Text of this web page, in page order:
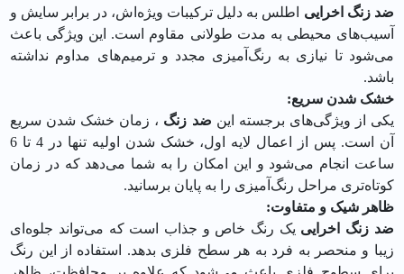
ضد زنگ اخرایی اطلس به دلیل ترکیبات ویژه‌اش، در برابر سایش و
آسیب‌های محیطی به مدت طولانی مقاوم است. این ویژگی باعث
می‌شود تا نیازی به رنگ‌آمیزی مجدد و ترمیم‌های مداوم نداشته
باشد.
خشک شدن سریع:
یکی از ویژگی‌های برجسته این ضد زنگ ، زمان خشک شدن سریع
آن است. پس از اعمال لایه اول، خشک شدن اولیه تنها در 4 تا 6
ساعت انجام می‌شود و این امکان را به شما می‌دهد که در زمان
کوتاه‌تری مراحل رنگ‌آمیزی را به پایان برسانید.
ظاهر شیک و متفاوت:
ضد زنگ اخرایی یک رنگ خاص و جذاب است که می‌تواند جلوه‌ای
زیبا و منحصر به فرد به هر سطح فلزی بدهد. استفاده از این رنگ